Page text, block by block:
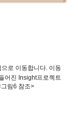
로 이동합니다. 이동
어진 Insight프로젝트
림6 참조>